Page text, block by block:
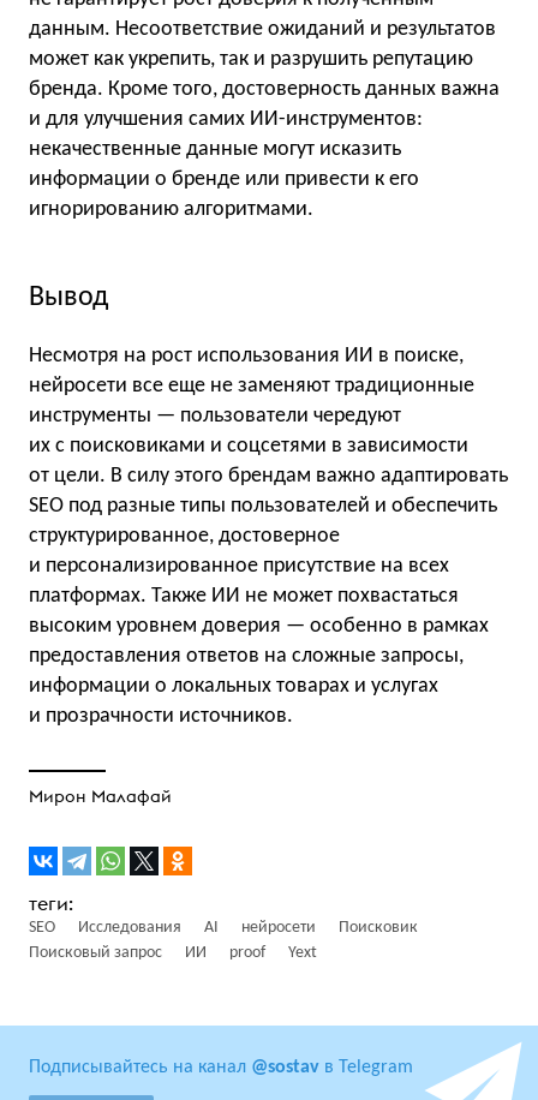
данным. Несоответствие ожиданий и результатов
может как укрепить, так и разрушить репутацию
бренда. Кроме того, достоверность данных важна
и для улучшения самих ИИ-инструментов:
некачественные данные могут исказить
информации о бренде или привести к его
игнорированию алгоритмами.
Вывод
Несмотря на рост использования ИИ в поиске,
нейросети все еще не заменяют традиционные
инструменты — пользователи чередуют
их с поисковиками и соцсетями в зависимости
от цели. В силу этого брендам важно адаптировать
SEO под разные типы пользователей и обеспечить
структурированное, достоверное
и персонализированное присутствие на всех
платформах. Также ИИ не может похвастаться
высоким уровнем доверия — особенно в рамках
предоставления ответов на сложные запросы,
информации о локальных товарах и услугах
и прозрачности источников.
Мирон Малафай
SEO Исследования AI нейросети
Поисковик
Поисковый запрос
ИИ proof Yext
Подписывайтесь на канал @sostav в Telegram